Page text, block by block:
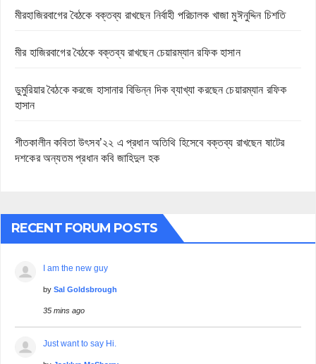
মীরহাজিরবাগের বৈঠকে বক্তব্য রাখছেন নির্বাহী পরিচালক খাজা মুঈনুদ্দিন চিশতি
মীর হাজিরবাগের বৈঠকে বক্তব্য রাখছেন চেয়ারম্যান রফিক হাসান
ডুমুরিয়ার বৈঠকে করজে হাসানার বিভিন্ন দিক ব্যাখ্যা করছেন চেয়ারম্যান রফিক
হাসান
শীতকালীন কবিতা উৎসব’২২ এ প্রধান অতিথি হিসেবে বক্তব্য রাখছেন ষাটের
দশকের অন্যতম প্রধান কবি জাহিদুল হক
RECENT FORUM POSTS
I am the new guy
by Sal Goldsbrough
35 mins ago
Just want to say Hi.